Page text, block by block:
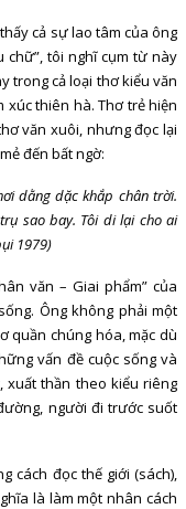
cả sự lao tâm của ông
chữ”, tôi nghĩ cụm từ này
trong cả loại thơ kiểu văn
xúc thiên hà. Thơ trẻ hiện
văn xuôi, nhưng đọc lại
đến bất ngờ:
dằng dặc khắp chân trời.
sao bay. Tôi di lại cho ai
1979)
văn – Giai phẩm” của
Ông không phải một
quần chúng hóa, mặc dù
vấn đề cuộc sống và
xuất thần theo kiểu riêng
người đi trước suốt
cách đọc thế giới (sách),
là làm một nhân cách